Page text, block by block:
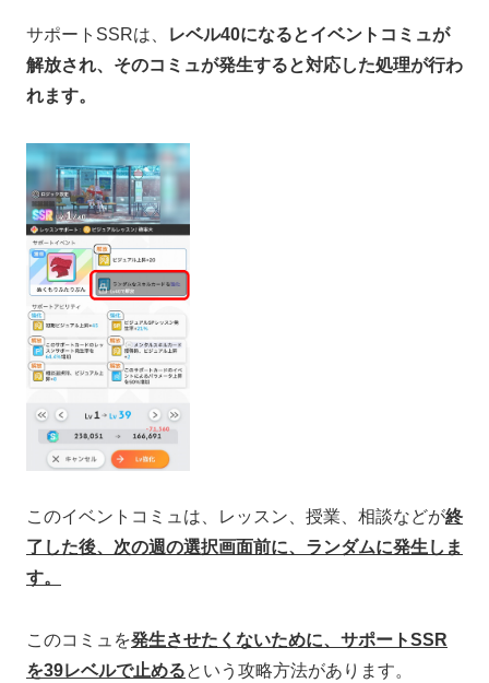
サポートSSRは、
レベル40になるとイベントコミュが
解放され、そのコミュが発生すると対応した処理が行わ
れます。
このイベントコミュは、レッスン、授業、相談などが終
了した後、次の週の選択画面前に、ランダムに発生しま
す。
このコミュを発生させたくないために、サポートSSR
を39レベルで止めるという攻略方法があります。